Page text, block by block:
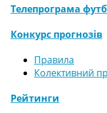
Телепрограма
Конкурс прогнозів
Правила
Колективний
Рейтинги